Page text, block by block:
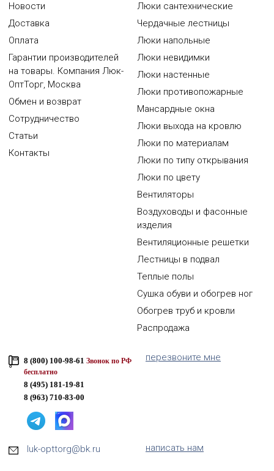
Новости
Доставка
Оплата
Гарантии производителей
на товары. Компания Люк-
ОптТорг, Москва
Обмен и возврат
Сотрудничество
Статьи
Контакты
Люки сантехнические
Чердачные лестницы
Люки напольные
Люки невидимки
Люки настенные
Люки противопожарные
Мансардные окна
Люки выхода на кровлю
Люки по материалам
Люки по типу открывания
Люки по цвету
Вентиляторы
Воздуховоды и фасонные
изделия
Вентиляционные решетки
Лестницы в подвал
Теплые полы
Сушка обуви и обогрев ног
Обогрев труб и кровли
Распродажа
8 (800) 100-98-61 Звонок по РФ
бесплатно
8 (495) 181-19-81
8 (963) 710-83-00
перезвоните мне
luk-opttorg@bk.ru написать нам